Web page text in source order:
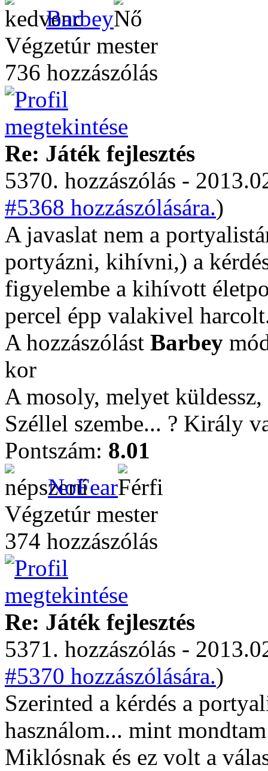
Barbey
Végzetúr mester
736 hozzászólás
Re: Játék fejlesztés
5370. hozzászólás -
#5368 hozzászólására.)
A javaslat nem a
portyázni, kihívni,) a
figyelembe a kihívott
percel épp valakivel
A hozzászólást Barbey
kor
A mosoly, melyet
Széllel szembe... ? Király
Pontszám: 8.01
NoFear
Végzetúr mester
374 hozzászólás
Re: Játék fejlesztés
5371. hozzászólás -
#5370 hozzászólására.)
Szerinted a kérdés a
használom... mint
Miklósnak és ez volt a